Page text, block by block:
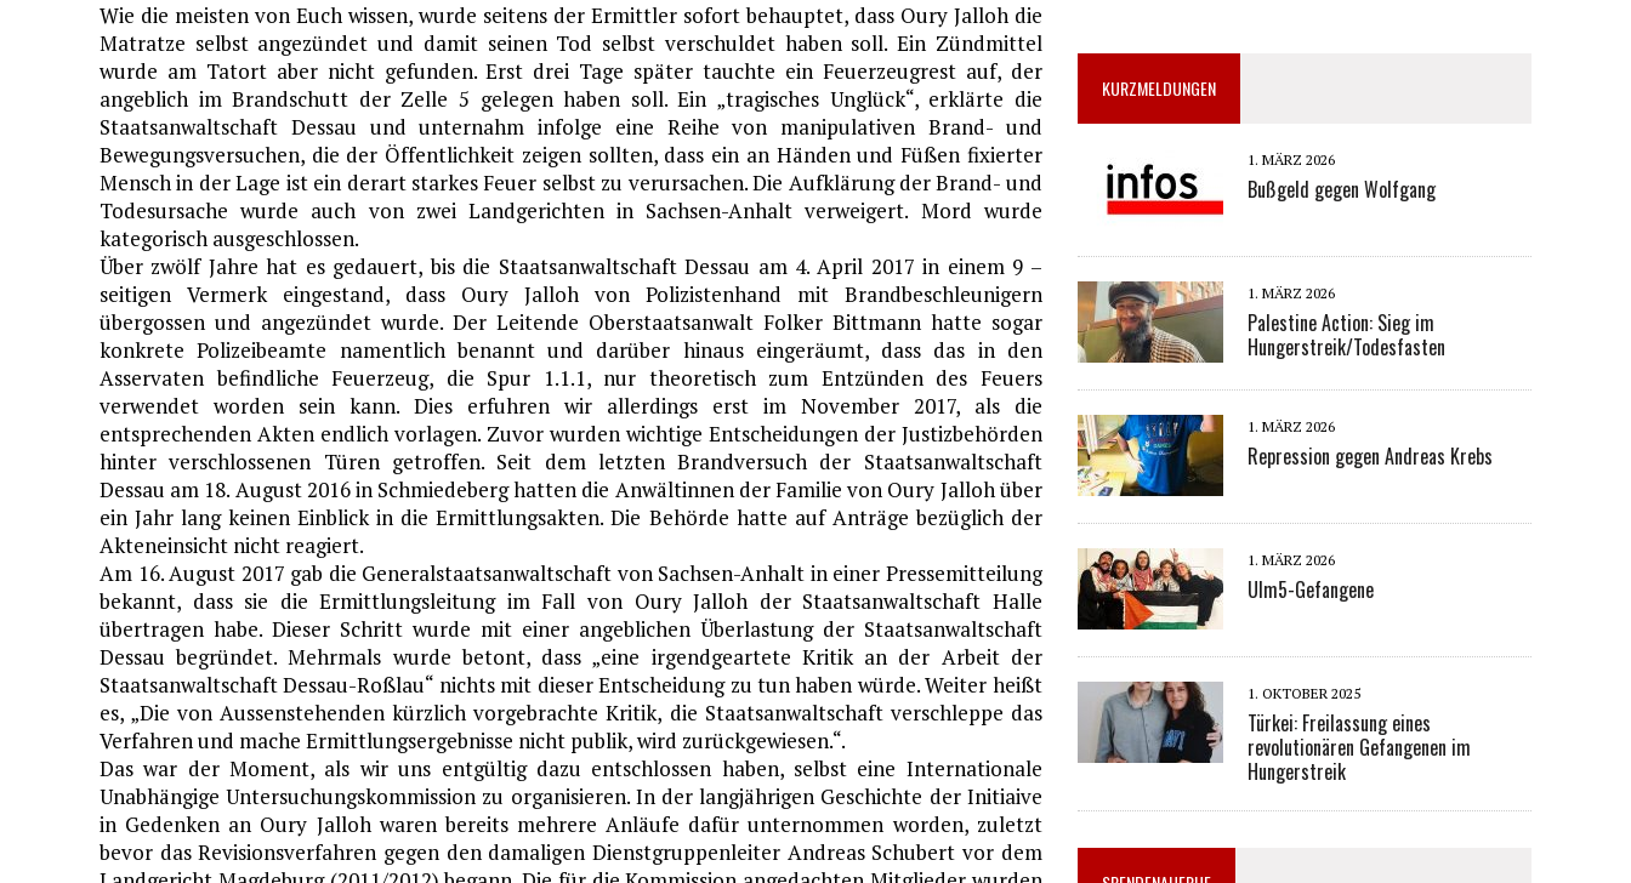
Wie die meisten von Euch wissen, wurde seitens der Ermittler sofort behauptet, dass Oury Jalloh die
Matratze selbst angezündet und damit seinen Tod selbst verschuldet haben soll. Ein Zündmittel
wurde am Tatort aber nicht gefunden. Erst drei Tage später tauchte ein Feuerzeugrest auf, der
angeblich im Brandschutt der Zelle 5 gelegen haben soll. Ein „tragisches Unglück“, erklärte die
Staatsanwaltschaft Dessau und unternahm infolge eine Reihe von manipulativen Brand- und
Bewegungsversuchen, die der Öffentlichkeit zeigen sollten, dass ein an Händen und Füßen fixierter
Mensch in der Lage ist ein derart starkes Feuer selbst zu verursachen. Die Aufklärung der Brand- und
Todesursache wurde auch von zwei Landgerichten in Sachsen-Anhalt verweigert. Mord wurde
kategorisch ausgeschlossen.
Über zwölf Jahre hat es gedauert, bis die Staatsanwaltschaft Dessau am 4. April 2017 in einem 9 –
seitigen Vermerk eingestand, dass Oury Jalloh von Polizistenhand mit Brandbeschleunigern
übergossen und angezündet wurde. Der Leitende Oberstaatsanwalt Folker Bittmann hatte sogar
konkrete Polizeibeamte namentlich benannt und darüber hinaus eingeräumt, dass das in den
Asservaten befindliche Feuerzeug, die Spur 1.1.1, nur theoretisch zum Entzünden des Feuers
verwendet worden sein kann. Dies erfuhren wir allerdings erst im November 2017, als die
entsprechenden Akten endlich vorlagen. Zuvor wurden wichtige Entscheidungen der Justizbehörden
hinter verschlossenen Türen getroffen. Seit dem letzten Brandversuch der Staatsanwaltschaft
Dessau am 18. August 2016 in Schmiedeberg hatten die Anwältinnen der Familie von Oury Jalloh über
ein Jahr lang keinen Einblick in die Ermittlungsakten. Die Behörde hatte auf Anträge bezüglich der
Akteneinsicht nicht reagiert.
Am 16. August 2017 gab die Generalstaatsanwaltschaft von Sachsen-Anhalt in einer Pressemitteilung
bekannt, dass sie die Ermittlungsleitung im Fall von Oury Jalloh der Staatsanwaltschaft Halle
übertragen habe. Dieser Schritt wurde mit einer angeblichen Überlastung der Staatsanwaltschaft
Dessau begründet. Mehrmals wurde betont, dass „eine irgendgeartete Kritik an der Arbeit der
Staatsanwaltschaft Dessau-Roßlau“ nichts mit dieser Entscheidung zu tun haben würde. Weiter heißt
es, „Die von Aussenstehenden kürzlich vorgebrachte Kritik, die Staatsanwaltschaft verschleppe das
Verfahren und mache Ermittlungsergebnisse nicht publik, wird zurückgewiesen.“.
Das war der Moment, als wir uns entgültig dazu entschlossen haben, selbst eine Internationale
Unabhängige Untersuchungskommission zu organisieren. In der langjährigen Geschichte der Initiaive
in Gedenken an Oury Jalloh waren bereits mehrere Anläufe dafür unternommen worden, zuletzt
bevor das Revisionsverfahren gegen den damaligen Dienstgruppenleiter Andreas Schubert vor dem
KURZMELDUNGEN
1. MÄRZ 2026
Bußgeld gegen Wolfgang
1. MÄRZ 2026
Palestine Action: Sieg im
Hungerstreik/Todesfasten
1. MÄRZ 2026
Repression gegen Andreas Krebs
1. MÄRZ 2026
Ulm5-Gefangene
1. OKTOBER 2025
Türkei: Freilassung eines
revolutionären Gefangenen im
Hungerstreik